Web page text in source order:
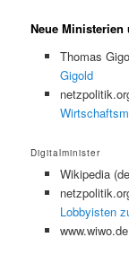
Neue
Thomas
Gigold
Digitalminister
Wikipedia
Lobbyisten